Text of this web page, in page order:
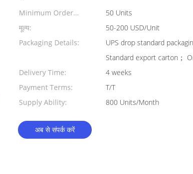
Minimum Order
Quantity:
50 Units
मूल्य:
50-200 USD/Unit
Packaging Details:
UPS drop standard
Standard export carton；
Delivery Time:
4 weeks
Payment Terms:
T/T
Supply Ability:
800 Units/Month
अब से संपर्क करें